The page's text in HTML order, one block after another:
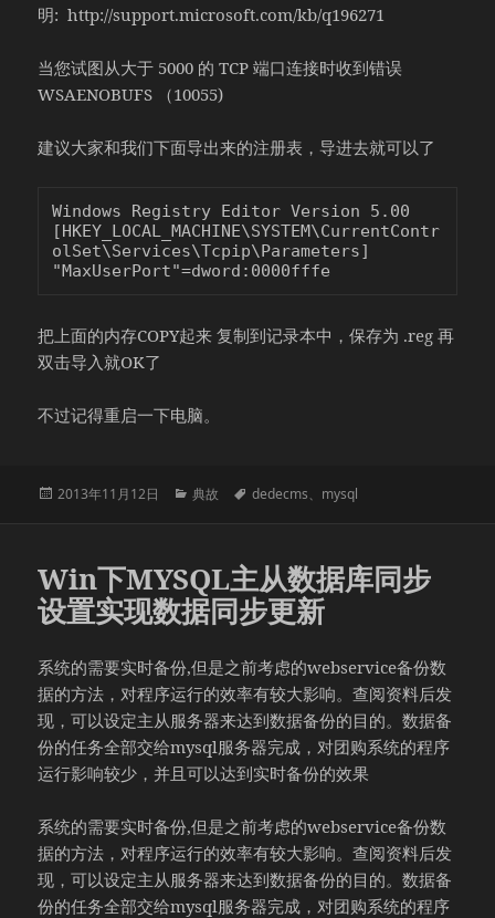
明: http://support.microsoft.com/kb/q196271
当您试图从大于 5000 的 TCP 端口连接时收到错误
WSAENOBUFS （10055)
建议大家和我们下面导出来的注册表，导进去就可以了
Windows Registry Editor Version 5.00
[HKEY_LOCAL_MACHINE\SYSTEM\CurrentContr
olSet\Services\Tcpip\Parameters]
"MaxUserPort"=dword:0000fffe
把上面的内存COPY起来 复制到记录本中，保存为 .reg 再
双击导入就OK了
不过记得重启一下电脑。
发
2013年11月12日
分
典故
标
dedecms、 mysql
Win下MYSQL主从数据库同步
设置实现数据同步更新
系统的需要实时备份,但是之前考虑的webservice备份数
据的方法，对程序运行的效率有较大影响。查阅资料后发
现，可以设定主从服务器来达到数据备份的目的。数据备
份的任务全部交给mysql服务器完成，对团购系统的程序
运行影响较少，并且可以达到实时备份的效果
系统的需要实时备份,但是之前考虑的webservice备份数
据的方法，对程序运行的效率有较大影响。查阅资料后发
现，可以设定主从服务器来达到数据备份的目的。数据备
份的任务全部交给mysql服务器完成，对团购系统的程序